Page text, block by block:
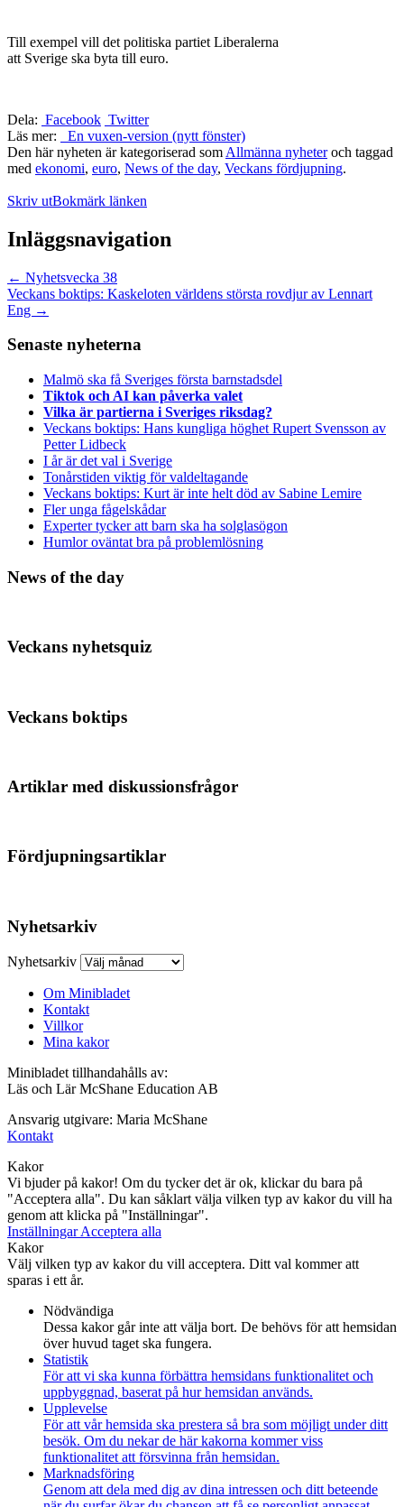
Till exempel vill det politiska partiet Liberalerna
att Sverige ska byta till euro.
Dela: Facebook Twitter
Läs mer:
En vuxen-version (nytt fönster)
Den här nyheten är kategoriserad som Allmänna nyheteroch taggad
med ekonomi, euro, News of the day, Veckans fördjupning.
Skriv utBokmärk länken
Inläggsnavigation
← Nyhetsvecka 38
Veckans boktips: Kaskeloten världens största rovdjur av Lennart
Eng →
Senaste nyheterna
Malmö ska få Sveriges första barnstadsdel
Tiktok och AI kan påverka valet
Vilka är partierna i Sveriges riksdag?
Veckans boktips: Hans kungliga höghet Rupert Svensson av
Petter Lidbeck
I år är det val i Sverige
Tonårstiden viktig för valdeltagande
Veckans boktips: Kurt är inte helt död av Sabine Lemire
Fler unga fågelskådar
Experter tycker att barn ska ha solglasögon
Humlor oväntat bra på problemlösning
News of the day
Veckans nyhetsquiz
Veckans boktips
Artiklar med diskussionsfrågor
Fördjupningsartiklar
Nyhetsarkiv
Nyhetsarkiv
Om Minibladet
Kontakt
Villkor
Mina kakor
Minibladet tillhandahålls av:
Läs och Lär McShane Education AB
Ansvarig utgivare: Maria McShane
Kontakt
Kakor
Vi bjuder på kakor! Om du tycker det är ok, klickar du bara på
"Acceptera alla". Du kan såklart välja vilken typ av kakor du vill ha
genom att klicka på "Inställningar".
InställningarAcceptera alla
Kakor
Välj vilken typ av kakor du vill acceptera. Ditt val kommer att
sparas i ett år.
Nödvändiga
Dessa kakor går inte att välja bort. De behövs för att hemsidan
över huvud taget ska fungera.
Statistik
För att vi ska kunna förbättra hemsidans funktionalitet och
uppbyggnad, baserat på hur hemsidan används.
Upplevelse
För att vår hemsida ska prestera så bra som möjligt under ditt
besök. Om du nekar de här kakorna kommer viss
funktionalitet att försvinna från hemsidan.
Marknadsföring
Genom att dela med dig av dina intressen och ditt beteende